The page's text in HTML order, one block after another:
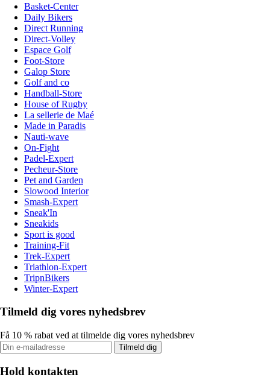
Basket-Center
Daily Bikers
Direct Running
Direct-Volley
Espace Golf
Foot-Store
Galop Store
Golf and co
Handball-Store
House of Rugby
La sellerie de Maé
Made in Paradis
Nauti-wave
On-Fight
Padel-Expert
Pecheur-Store
Pet and Garden
Slowood Interior
Smash-Expert
Sneak'In
Sneakids
Sport is good
Training-Fit
Trek-Expert
Triathlon-Expert
TripnBikers
Winter-Expert
Tilmeld dig vores nyhedsbrev
Få 10 % rabat ved at tilmelde dig vores nyhedsbrev
Tilmeld dig
Hold kontakten